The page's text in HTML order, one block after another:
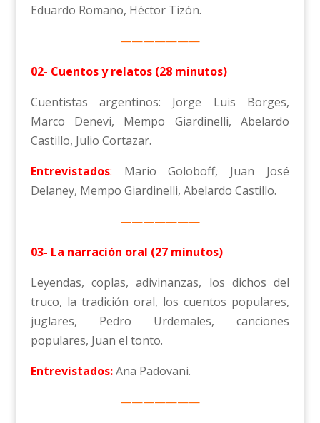
Eduardo Romano, Héctor Tizón.
———————
02- Cuentos y relatos (28 minutos)
Cuentistas argentinos: Jorge Luis Borges,
Marco Denevi, Mempo Giardinelli, Abelardo
Castillo, Julio Cortazar.
Entrevistados: Mario Goloboff, Juan José
Delaney, Mempo Giardinelli, Abelardo Castillo.
———————
03- La narración oral (27 minutos)
Leyendas, coplas, adivinanzas, los dichos del
truco, la tradición oral, los cuentos populares,
juglares, Pedro Urdemales, canciones
populares, Juan el tonto.
Entrevistados:Ana Padovani.
———————